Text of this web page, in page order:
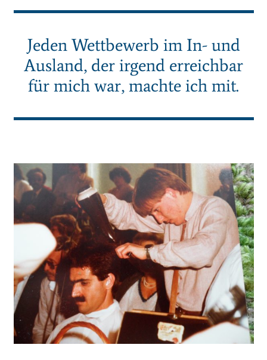
Jeden Wettbewerb im In- und
Ausland, der irgend erreichbar
für mich war, machte ich mit.